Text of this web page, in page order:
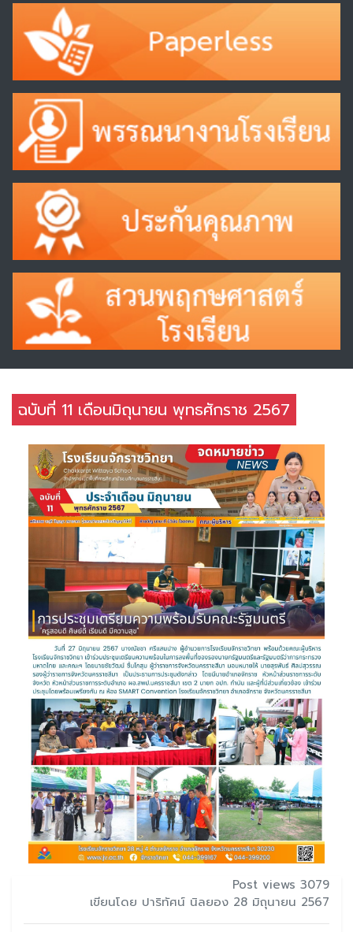
ฉบับที่ 11 เดือนมิถุนายน พุทธศักราช 2567
Post views 3079
เขียนโดย ปาริทัศน์ นิลยอง 28 มิถุนายน 2567